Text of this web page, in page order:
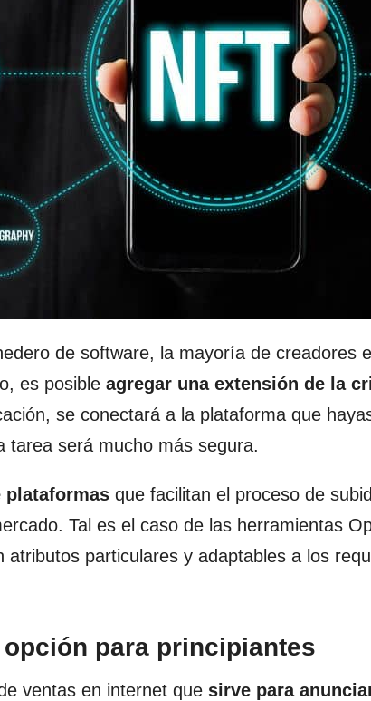
de software, la mayoría de creadores
es posible agregar una extensión de la
se conectará a la plataforma que
tarea será mucho más segura.
plataformas que facilitan el proceso de
Tal es el caso de las herramientas
atributos particulares y adaptables a los
para principiantes
ventas en internet que sirve para